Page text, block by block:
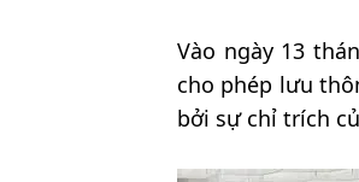
Vào ngày 13
cho phép lưu
bởi sự chỉ trích